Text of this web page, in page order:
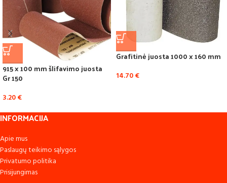
915 x 100 mm šlifavimo juosta
Gr 150
3.20€
Grafitinė juosta 1000 x 160 mm
14.70€
INFORMACIJA
Apie mus
Paslaugų teikimo sąlygos
Privatumo politika
Prisijungimas